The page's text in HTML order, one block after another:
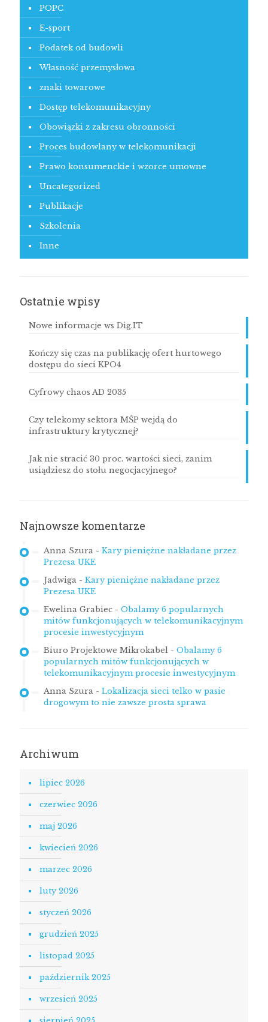
POPC
E-sport
Podatek od budowli
Własność przemysłowa
znaki towarowe
Dostęp telekomunikacyjny
Obowiązki z zakresu obronności
Proces budowlany w telekomunikacji
Prawo konsumenckie i wzorce umowne
Uncategorized
Publikacje
Szkolenia
Inne
Ostatnie wpisy
Nowe informacje ws Dig.IT
Kończy się czas na publikację ofert hurtowego
dostępu do sieci KPO4
Cyfrowy chaos AD 2035
Czy telekomy sektora MŚP wejdą do
infrastruktury krytycznej?
Jak nie stracić 30 proc. wartości sieci, zanim
usiądziesz do stołu negocjacyjnego?
Najnowsze komentarze
Anna Szura - Kary pieniężne nakładane przez
Prezesa UKE
Jadwiga - Kary pieniężne nakładane przez
Prezesa UKE
Ewelina Grabiec - Obalamy 6 popularnych
mitów funkcjonujących w telekomunikacyjnym
procesie inwestycyjnym
Biuro Projektowe Mikrokabel - Obalamy 6
popularnych mitów funkcjonujących w
telekomunikacyjnym procesie inwestycyjnym
Anna Szura - Lokalizacja sieci telko w pasie
drogowym to nie zawsze prosta sprawa
Archiwum
lipiec 2026
czerwiec 2026
maj 2026
kwiecień 2026
marzec 2026
luty 2026
styczeń 2026
grudzień 2025
listopad 2025
październik 2025
wrzesień 2025